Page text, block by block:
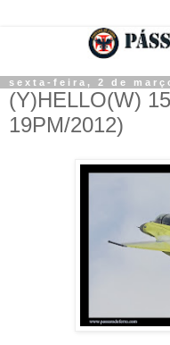
sexta-feira, 2 de
(Y)HELLO(W)
19PM/2012)